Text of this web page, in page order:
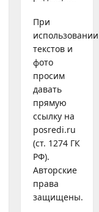
При
использовании
текстов и
фото
просим
давать
прямую
ссылку на
posredi.ru
(ст. 1274 ГК
РФ).
Авторские
права
защищены.